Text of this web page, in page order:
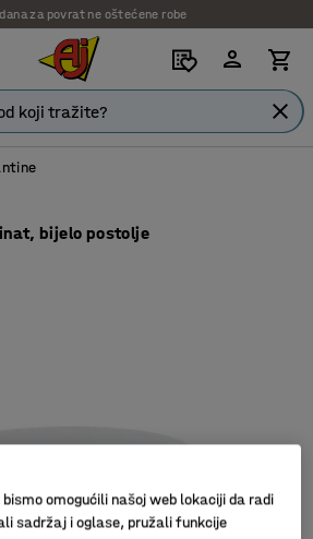
za povrat ne oštećene robe
bijelo postolje
omogućili našoj web lokaciji da radi
sadržaj i oglase, pružali funkcije